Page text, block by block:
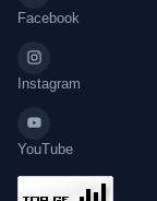
Facebook
Instagram
YouTube